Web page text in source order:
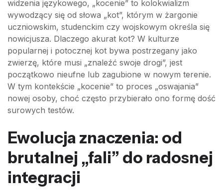
widzenia językowego, „kocenie” to kolokwializm
wywodzący się od słowa „kot”, którym w żargonie
uczniowskim, studenckim czy wojskowym określa się
nowicjusza. Dlaczego akurat kot? W kulturze
popularnej i potocznej kot bywa postrzegany jako
zwierzę, które musi „znaleźć swoje drogi”, jest
początkowo nieufne lub zagubione w nowym terenie.
W tym kontekście „kocenie” to proces „oswajania”
nowej osoby, choć często przybierało ono formę dość
surowych testów.
Ewolucja znaczenia: od
brutalnej „fali” do radosnej
integracji